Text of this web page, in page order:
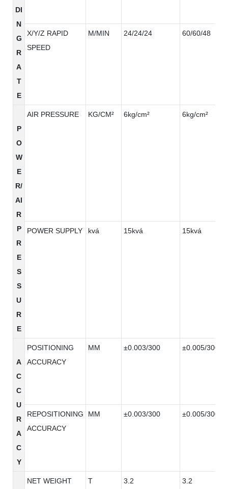
DI
N
G
R
A
T
E
X/Y/Z RAPID
SPEED
M/MIN 24/24/24 60/60/48
P
O
W
E
R/
AI
R
P
R
E
S
S
U
R
E
AIR PRESSURE KG/CM² 6kg/cm² 6kg/cm²
POWER SUPPLY kvá 15kvá 15kvá
A
C
C
U
R
A
C
Y
POSITIONING
ACCURACY
MM ±0.003/300 ±0.005/300
REPOSITIONING
ACCURACY
MM ±0.003/300 ±0.005/300
NET WEIGHT T 3.2 3.2